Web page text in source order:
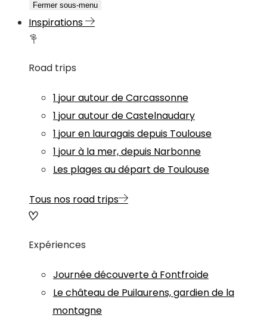
Fermer sous-menu
Inspirations
Road trips
1 jour autour de Carcassonne
1 jour autour de Castelnaudary
1 jour en lauragais depuis Toulouse
1 jour à la mer, depuis Narbonne
Les plages au départ de Toulouse
Tous nos road trips
Expériences
Journée découverte à Fontfroide
Le château de Puilaurens, gardien de la
montagne